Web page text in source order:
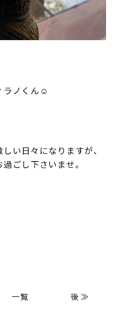
ラノくん☺︎
い日々になりますが、
ごし下さいませ。
一覧 後 ≫